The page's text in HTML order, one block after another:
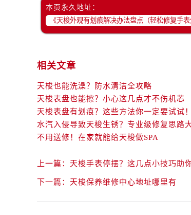
本页永久地址：
相关文章
天梭也能洗澡？防水清洁全攻略
天梭表盘也能擦？小心这几点才不伤机芯
天梭表盘有划痕？这些方法你一定要试试！
水汽入侵导致天梭生锈？专业级修复思路
不用送修！在家就能给天梭做SPA
上一篇： 天梭手表停摆？这几点小技巧助
下一篇： 天梭保养维修中心地址哪里有